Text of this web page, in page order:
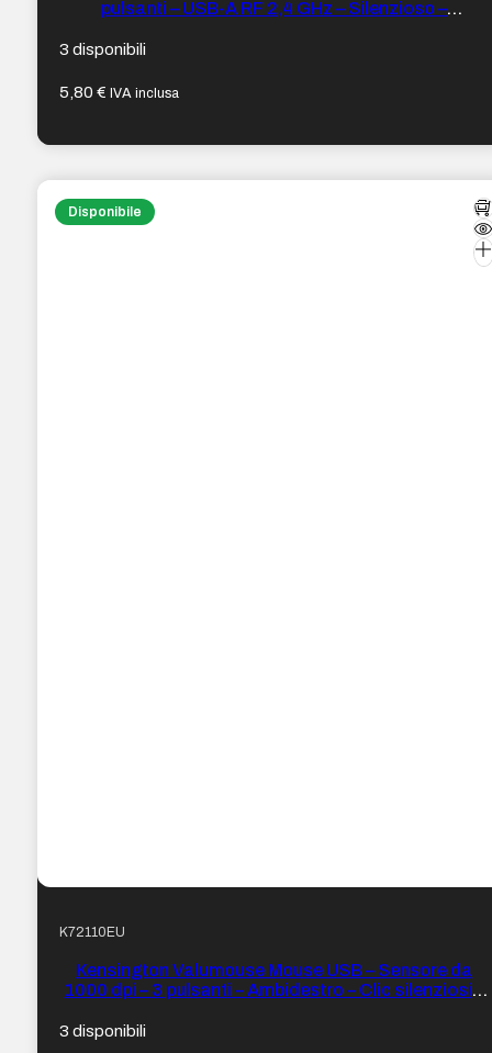
pulsanti – USB-A RF 2,4 GHz – Silenzioso –
3 disponibili
5,80€ IVA inclusa
Disponibile
K72110EU
Kensington Valumouse Mouse USB – Sensore da
1000 dpi – 3 pulsanti – Ambidestro – Clic silenziosi –
3 disponibili